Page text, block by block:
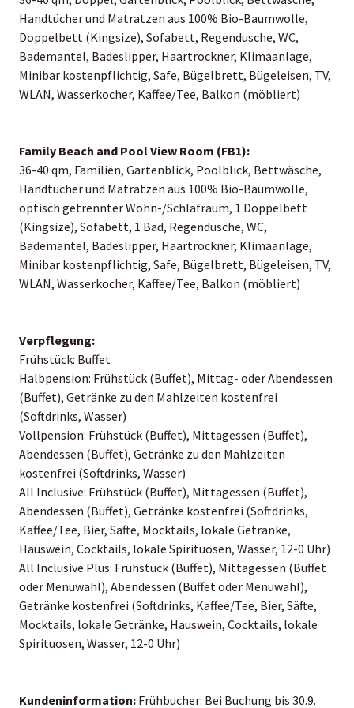
Handtücher und Matratzen aus 100% Bio-Baumwolle,
Doppelbett (Kingsize), Sofabett, Regendusche, WC,
Bademantel, Badeslipper, Haartrockner, Klimaanlage,
Minibar kostenpflichtig, Safe, Bügelbrett, Bügeleisen, TV,
WLAN, Wasserkocher, Kaffee/Tee, Balkon (möbliert)
Family Beach and Pool View Room (FB1):
36-40 qm, Familien, Gartenblick, Poolblick, Bettwäsche,
Handtücher und Matratzen aus 100% Bio-Baumwolle,
optisch getrennter Wohn-/Schlafraum, 1 Doppelbett
(Kingsize), Sofabett, 1 Bad, Regendusche, WC,
Bademantel, Badeslipper, Haartrockner, Klimaanlage,
Minibar kostenpflichtig, Safe, Bügelbrett, Bügeleisen, TV,
WLAN, Wasserkocher, Kaffee/Tee, Balkon (möbliert)
Verpflegung:
Frühstück: Buffet
Halbpension: Frühstück (Buffet), Mittag- oder Abendessen
(Buffet), Getränke zu den Mahlzeiten kostenfrei
(Softdrinks, Wasser)
Vollpension: Frühstück (Buffet), Mittagessen (Buffet),
Abendessen (Buffet), Getränke zu den Mahlzeiten
kostenfrei (Softdrinks, Wasser)
All Inclusive: Frühstück (Buffet), Mittagessen (Buffet),
Abendessen (Buffet), Getränke kostenfrei (Softdrinks,
Kaffee/Tee, Bier, Säfte, Mocktails, lokale Getränke,
Hauswein, Cocktails, lokale Spirituosen, Wasser, 12-0 Uhr)
All Inclusive Plus: Frühstück (Buffet), Mittagessen (Buffet
oder Menüwahl), Abendessen (Buffet oder Menüwahl),
Getränke kostenfrei (Softdrinks, Kaffee/Tee, Bier, Säfte,
Mocktails, lokale Getränke, Hauswein, Cocktails, lokale
Spirituosen, Wasser, 12-0 Uhr)
Kundeninformation: Frühbucher: Bei Buchung bis 30.9.